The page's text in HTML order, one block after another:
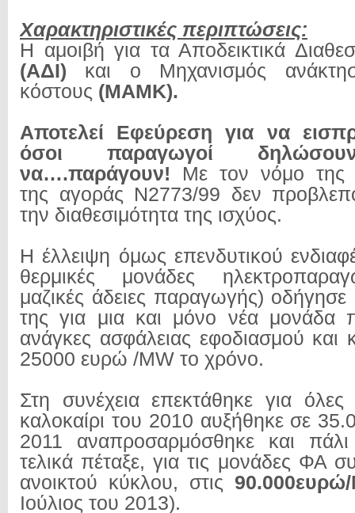
Χαρακτηριστικές περιπτώσεις:
H αμοιβή για τα Αποδεικτικά
(ΑΔΙ) και ο Μηχανισμός
κόστους (ΜΑΜΚ).
Αποτελεί Εφεύρεση για να
όσοι παραγωγοί δηλώσουν
να….παράγουν! Με τον νόμο της
της αγοράς Ν2773/99 δεν
την διαθεσιμότητα της ισχύος.
Η έλλειψη όμως επενδυτικού
θερμικές μονάδες
μαζικές άδειες παραγωγής)
της για μια και μόνο νέα μονάδα
ανάγκες ασφάλειας εφοδιασμού και
25000 ευρώ /MW το χρόνο.
Στη συνέχεια επεκτάθηκε για
καλοκαίρι του 2010 αυξήθηκε σε
2011 αναπροσαρμόσθηκε και
τελικά πέταξε, για τις μονάδες ΦΑ
ανοικτού κύκλου, στις
Ιούλιος του 2013).